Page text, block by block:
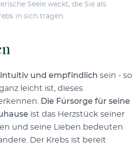
Seele weckt, die Sie als
in sich tragen.
intuitiv und empfindlich sein - so
leicht ist, dieses
Die Fürsorge für seine
ist das Herzstück seiner
und seine Lieben bedeuten
Der Krebs ist bereit